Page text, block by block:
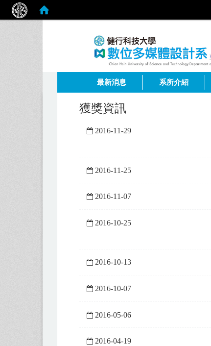
最新消息 系所介紹
獲獎資訊
2016-11-29
2016-11-25
2016-11-07
2016-10-25
2016-10-13
2016-10-07
2016-05-06
2016-04-19